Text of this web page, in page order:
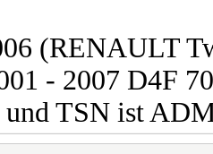
(RENAULT
- 2007 D4F
TSN ist